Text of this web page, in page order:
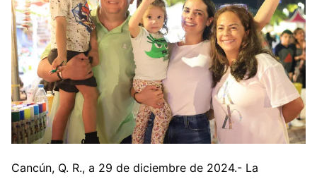
Cancún, Q. R., a 29 de diciembre de 2024.- La